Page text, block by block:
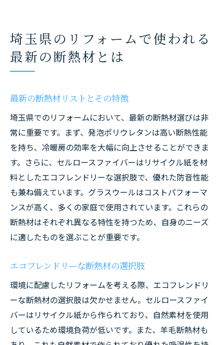
埼玉県のリフォームで使われる
最新の断熱材とは
最新の断熱材リストとその特徴
埼玉県でのリフォームにおいて、最新の断熱材選びは非
常に重要です。まず、発泡ポリウレタンは高い断熱性能
を持ち、冷暖房の効率を大幅に向上させることができま
す。さらに、セルロースファイバーはリサイクル紙を材
料としたエコフレンドリーな選択肢で、優れた防音性能
も兼ね備えています。グラスウールはコストパフォーマ
ンスが高く、多くの家庭で使用されています。これらの
断熱材はそれぞれ異なる特性を持つため、自身のニーズ
に適したものを選ぶことが重要です。
エコフレンドリーな断熱材の選択肢
環境に配慮したリフォームを考える際、エコフレンドリ
ーな断熱材の選択肢は欠かせません。セルロースファイ
バーはリサイクル紙から作られており、自然素材を使用
しているため環境負荷が低いです。また、羊毛断熱材も